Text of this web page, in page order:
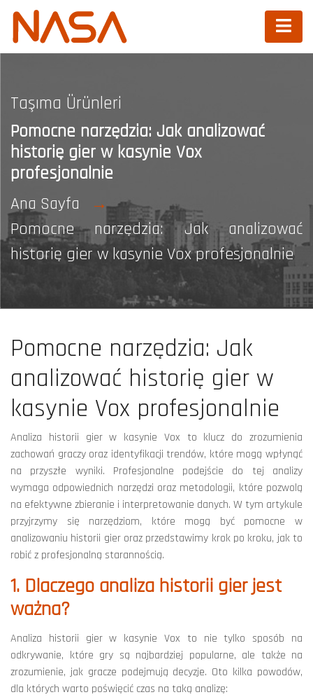
Taşıma Ürünleri
Pomocne narzędzia: Jak analizować
historię gier w kasynie Vox
profesjonalnie
Ana Sayfa
Pomocne narzędzia: Jak analizować
historię gier w kasynie Vox profesjonalnie
Pomocne narzędzia: Jak
analizować historię gier w
kasynie Vox profesjonalnie
Analiza historii gier w kasynie Vox to klucz do zrozumienia
zachowań graczy oraz identyfikacji trendów, które mogą wpłynąć
na przyszłe wyniki. Profesjonalne podejście do tej analizy
wymaga odpowiednich narzędzi oraz metodologii, które pozwolą
na efektywne zbieranie i interpretowanie danych. W tym artykule
przyjrzymy się narzędziom, które mogą być pomocne w
analizowaniu historii gier oraz przedstawimy krok po kroku, jak to
robić z profesjonalną starannością.
1. Dlaczego analiza historii gier jest
ważna?
Analiza historii gier w kasynie Vox to nie tylko sposób na
odkrywanie, które gry są najbardziej popularne, ale także na
zrozumienie, jak gracze podejmują decyzje. Oto kilka powodów,
dla których warto poświęcić czas na taką analizę: